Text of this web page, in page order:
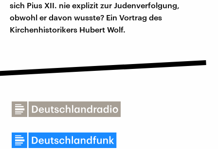
sich Pius XII. nie explizit zur Judenverfolgung,
obwohl er davon wusste? Ein Vortrag des
Kirchenhistorikers Hubert Wolf.